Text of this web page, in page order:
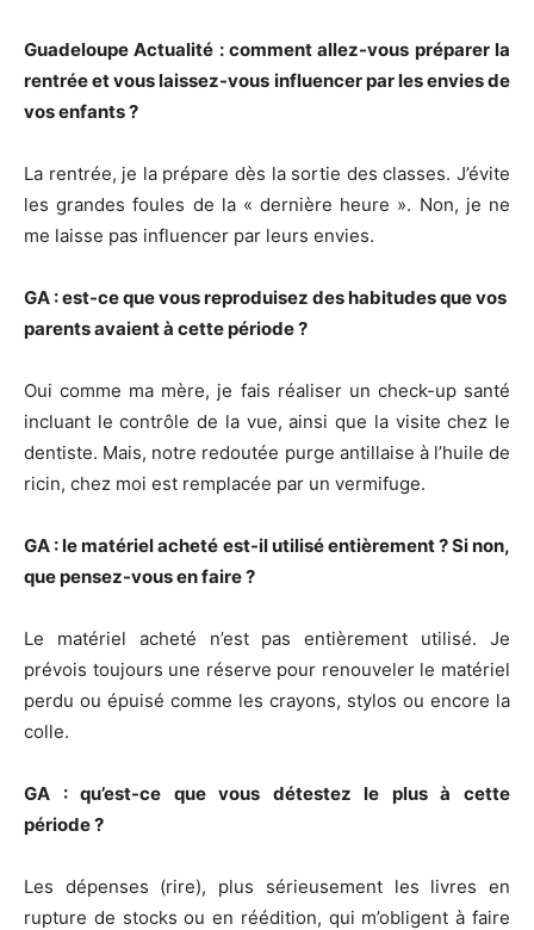
Guadeloupe Actualité : comment allez-vous préparer la
rentrée et vous laissez-vous influencer par les envies de
vos enfants ?
La rentrée, je la prépare dès la sortie des classes. J’évite
les grandes foules de la « dernière heure ». Non, je ne
me laisse pas influencer par leurs envies.
GA : est-ce que vous reproduisez des habitudes que vos
parents avaient à cette période ?
Oui comme ma mère, je fais réaliser un check-up santé
incluant le contrôle de la vue, ainsi que la visite chez le
dentiste. Mais, notre redoutée purge antillaise à l’huile de
ricin, chez moi est remplacée par un vermifuge.
GA : le matériel acheté est-il utilisé entièrement ? Si non,
que pensez-vous en faire ?
Le matériel acheté n’est pas entièrement utilisé. Je
prévois toujours une réserve pour renouveler le matériel
perdu ou épuisé comme les crayons, stylos ou encore la
colle.
GA : qu’est-ce que vous détestez le plus à cette
période ?
Les dépenses (rire), plus sérieusement les livres en
rupture de stocks ou en réédition, qui m’obligent à faire